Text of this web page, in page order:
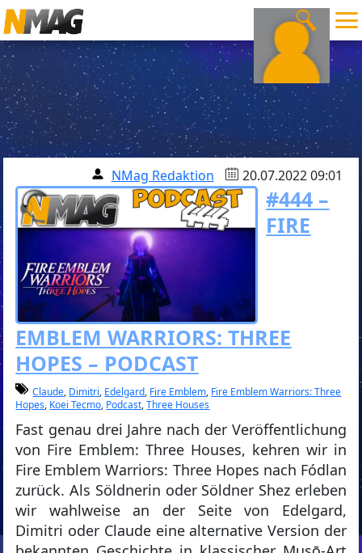
NMag Redaktion 20.07.2022 09:01
#444 –
FIRE
EMBLEM WARRIORS: THREE
HOPES – PODCAST
Claude, Dimitri, Edelgard, Fire Emblem, Fire Emblem Warriors: Three
Hopes, Koei Tecmo, Podcast,Three Houses
Fast genau drei Jahre nach der Veröffentlichung
von Fire Emblem: Three Houses, kehren wir in
Fire Emblem Warriors: Three Hopes nach Fódlan
zurück. Als Söldnerin oder Söldner Shez erleben
wir wahlweise an der Seite von Edelgard,
Dimitri oder Claude eine alternative Version der